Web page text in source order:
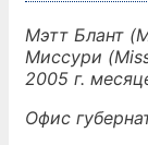
Мэтт Блант
Миссури
2005 г.
Oфис